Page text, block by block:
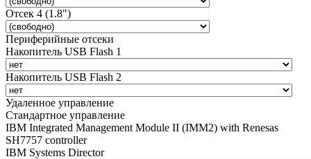
Отсек 4 (1.8")
Периферийные отсеки
Накопитель USB Flash 1
Накопитель USB Flash 2
Удаленное управление
Стандартное управление
IBM Integrated Management Module II (IMM2) with Renesas
SH7757 controller
IBM Systems Director